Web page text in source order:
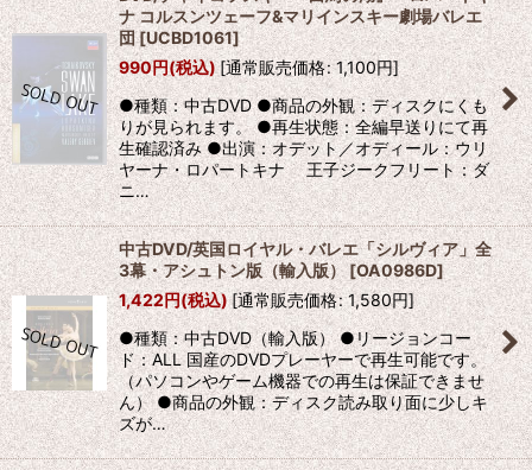
ナ コルスンツェーフ&マリインスキー劇場バレエ
団[UCBD1061]
990円(税込) [通常販売価格: 1,100円]
●種類：中古DVD ●商品の外観：ディスクにくも
りが見られます。 ●再生状態：全編早送りにて再
生確認済み ●出演：オデット／オディール：ウリ
ヤーナ・ロパートキナ 王子ジークフリート：ダ
ニ…
中古DVD/英国ロイヤル・バレエ「シルヴィア」全
3幕・アシュトン版（輸入版） [OA0986D]
1,422円(税込) [通常販売価格: 1,580円]
●種類：中古DVD（輸入版） ●リージョンコー
ド：ALL 国産のDVDプレーヤーで再生可能です。
（パソコンやゲーム機器での再生は保証できませ
ん） ●商品の外観：ディスク読み取り面に少しキ
ズが…